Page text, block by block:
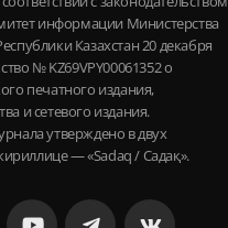
информации Министерства
Казахстан 20 декабря
№ KZ69VPY00061352 о
печатного издания,
и сетевого издания.
утверждено в двух
— «Sadaq / Садақ».